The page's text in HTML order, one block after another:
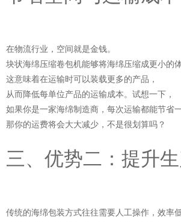
在物流行业，空间就是金钱。
块状海绵压缩卷包机能够将海绵压缩成更小的
这意味着在运输时可以装载更多的产品，
从而降低每单位产品的运输成本。试想一下，
如果你是一家海绵制造商，每次运输都能节省
那你的运费将会大大减少，不是很划算吗？
三、优势二：提升
传统的海绵包装方式往往需要人工操作，效率低